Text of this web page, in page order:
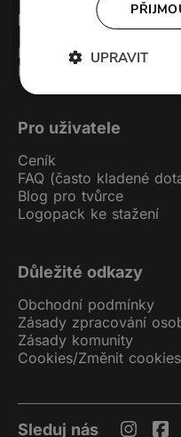
Forendors
Kontakt
Podcast studio
Pro uživatele
Ceník
FAQ (často kladené
Blog pro tvůrce
Logopack ke stažení
Důležité odkazy
Obchodní podmínky
Zásady zpracování
Zásady komunity
Cookies/Změnit cookies
Sleduj nás
UPRAVIT